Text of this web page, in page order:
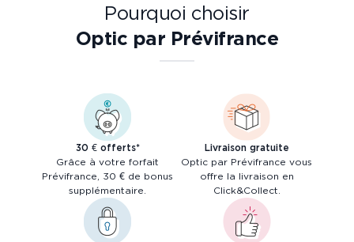
Pourquoi choisir
Optic par Prévifrance
30 € offerts*
Grâce à votre forfait
Prévifrance, 30 € de bonus
supplémentaire.
Livraison gratuite
Optic par Prévifrance vous
offre la livraison en
Click&Collect.